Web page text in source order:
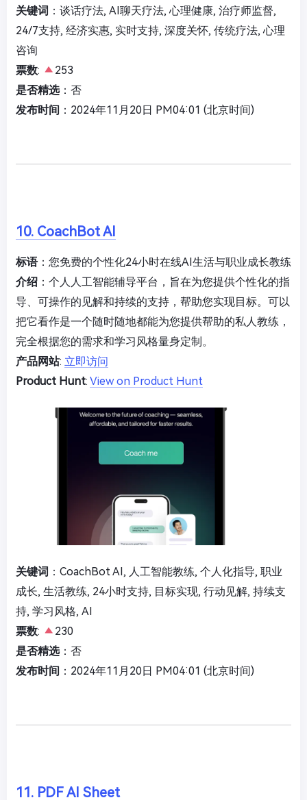
关键词 ：谈话疗法, AI聊天疗法, 心理健康, 治疗师监督,
24/7支持, 经济实惠, 实时支持, 深度关怀, 传统疗法, 心理
咨询
票数:
253
是否精选：否
发布时间 ：2024年11月20日 PM04:01 (北京时间)
10. CoachBot AI
标语：您免费的个性化24小时在线AI生活与职业成长教练
介绍 ：个人人工智能辅导平台，旨在为您提供个性化的指
导、可操作的见解和持续的支持，帮助您实现目标。可以
把它看作是一个随时随地都能为您提供帮助的私人教练，
完全根据您的需求和学习风格量身定制。
产品网站: 立即访问
Product Hunt: View on Product Hunt
关键词 ：CoachBot AI, 人工智能教练, 个人化指导, 职业
成长, 生活教练, 24小时支持, 目标实现, 行动见解, 持续支
持, 学习风格, AI
票数:
230
是否精选：否
发布时间 ：2024年11月20日 PM04:01 (北京时间)
11. PDF AI Sheet